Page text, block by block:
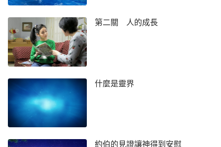
没有任何抱怨、没有任何猜疑，他只等待結果。他的
等待就是他順服的態度，因着他的態度，因着他對神
所説的話，神悦納了他。當他經受試煉的時候，經受
痛苦的時候，神就在他的身邊，雖然他的痛苦没有因
着神在他身邊减輕一分，但是神看到了神想要看到
的，神聽到了神想要聽到的。約伯所做所行的一幕幕
與他所説的字字句句都達到了神的眼中與神的耳中，
神聽到了，也看到了，這是事實。約伯在那個時候、
那個時期對神的認識、對神心裏的想法其實没有現在
第二關 人的成長
什麼是靈界
約伯的見證讓神得到安慰